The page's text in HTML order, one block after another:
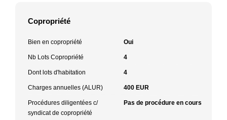
Copropriété
Bien en copropriété Oui
Nb Lots Copropriété 4
Dont lots d'habitation 4
Charges annuelles (ALUR) 400 EUR
Procédures diligentées c/
syndicat de copropriété
Pas de procédure en cours